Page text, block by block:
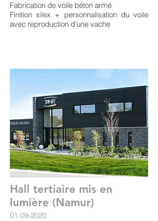
Fabrication de voile béton armé
Finition silex + personnalisation du voile
avec reproduction d'une vache
Hall tertiaire mis en
lumière (Namur)
01-09-2020